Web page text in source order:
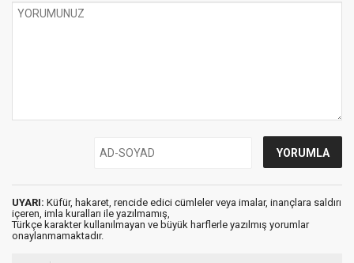
UYARI: Küfür, hakaret, rencide edici cümleler veya imalar, inançlara saldırı
içeren, imla kuralları ile yazılmamış,
Türkçe karakter kullanılmayan ve büyük harflerle yazılmış yorumlar
onaylanmamaktadır.